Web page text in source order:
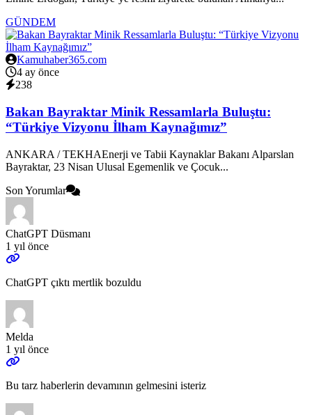
GÜNDEM
Kamuhaber365.com
4 ay önce
238
Bakan Bayraktar Minik Ressamlarla Buluştu:
“Türkiye Vizyonu İlham Kaynağımız”
ANKARA / TEKHAEnerji ve Tabii Kaynaklar Bakanı Alparslan
Bayraktar, 23 Nisan Ulusal Egemenlik ve Çocuk...
Son Yorumlar
ChatGPT Düsmanı
1 yıl önce
ChatGPT çıktı mertlik bozuldu
Melda
1 yıl önce
Bu tarz haberlerin devamının gelmesini isteriz